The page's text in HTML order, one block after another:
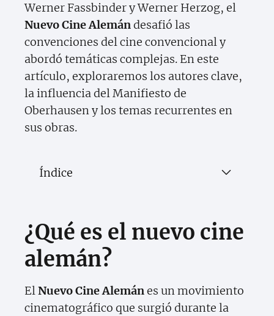
Werner Fassbinder y Werner Herzog, el
Nuevo Cine Alemándesafió las
convenciones del cine convencional y
abordó temáticas complejas. En este
artículo, exploraremos los autores clave,
la influencia del Manifiesto de
Oberhausen y los temas recurrentes en
sus obras.
Índice
¿Qué es el nuevo cine
alemán?
ElNuevo Cine Alemánes un movimiento
cinematográfico que surgió durante la